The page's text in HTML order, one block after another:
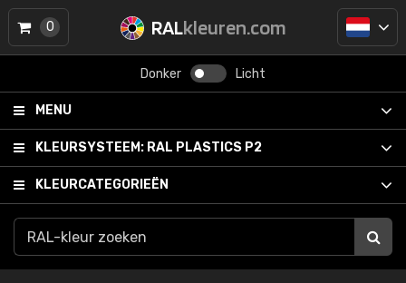
RALkleuren.com
Donker Licht
MENU
KLEURSYSTEEM: RAL PLASTICS P2
KLEURCATEGORIEËN
0